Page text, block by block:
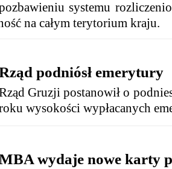
systemu
na całym terytorium kraju.
podniósł emerytury
Gruzji postanowił o
wysokości wypłacanych
wydaje nowe karty